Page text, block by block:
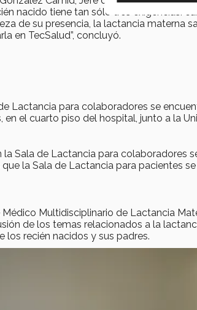
nacido tiene tan sólo tres exigencias:
de su presencia, la lactancia materna
en TecSalud”, concluyó.
Lactancia para colaboradores se
el cuarto piso del hospital, junto a la
Sala de Lactancia para colaboradores
la Sala de Lactancia para pacientes
Multidisciplinario de Lactancia
de los temas relacionados a la
recién nacidos y sus padres.